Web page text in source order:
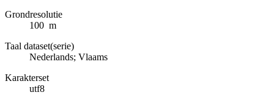
Grondresolutie
100 m
Taal dataset(serie)
Nederlands; Vlaams
Karakterset
utf8